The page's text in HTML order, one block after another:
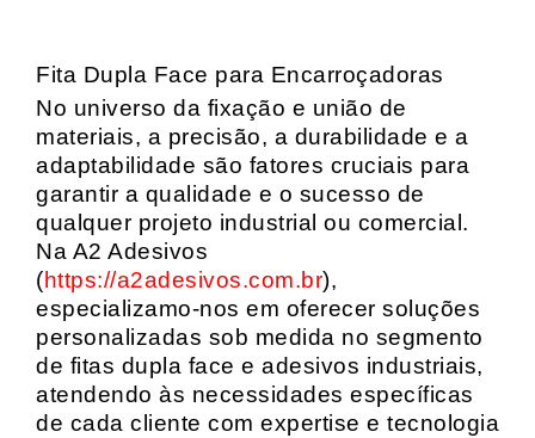
Fita Dupla Face para Encarroçadoras
No universo da fixação e união de
materiais, a precisão, a durabilidade e a
adaptabilidade são fatores cruciais para
garantir a qualidade e o sucesso de
qualquer projeto industrial ou comercial.
Na A2 Adesivos
(https://a2adesivos.com.br),
especializamo-nos em oferecer soluções
personalizadas sob medida no segmento
de fitas dupla face e adesivos industriais,
atendendo às necessidades específicas
de cada cliente com expertise e tecnologia